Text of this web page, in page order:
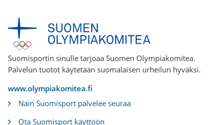
Suomisportin sinulle tarjoaa Suomen Olympiakomitea.
Palvelun tuotot käytetään suomalaisen urheilun hyväksi.
www.olympiakomitea.fi
Näin Suomisport palvelee seuraa
Ota Suomisport käyttöön